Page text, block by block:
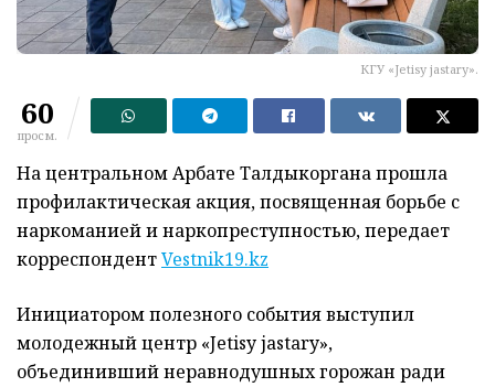
КГУ «Jetisy jastary».
60
просм.
На центральном Арбате Талдыкоргана прошла
профилактическая акция, посвященная борьбе с
наркоманией и наркопреступностью, передает
корреспондентVestnik19.kz
Инициатором полезного события выступил
молодежный центр «Jetisy jastary»,
объединивший неравнодушных горожан ради